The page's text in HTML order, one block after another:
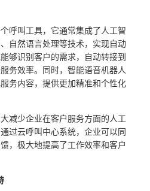
呼叫工具，它通常集成了人工智
自然语言处理等技术，实现自动
够识别客户的需求，自动转接到
务效率。同时，智能语音机器人
务内容，提供更加精准和个性化
减少企业在客户服务方面的人工
过云呼叫中心系统，企业可以同
，极大地提高了工作效率和客户